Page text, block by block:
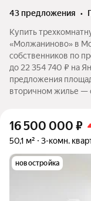
43 предложения •
Купить
«Молжаниново» в
собственников по
до 22 354 740 ₽ на
предложения
вторичном жилье —
16 500 000 ₽
50,1 м² 3-комн.
новостройка